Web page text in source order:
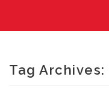
Legno
Porte
ARREDI SU MISURA
Tag Archives: